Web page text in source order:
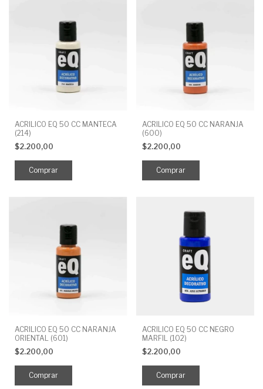
ACRILICO EQ 50 CC MANTECA
(214)
$2.200,00
ACRILICO EQ 50 CC NARANJA
(600)
$2.200,00
ACRILICO EQ 50 CC NARANJA
ORIENTAL (601)
$2.200,00
ACRILICO EQ 50 CC NEGRO
MARFIL (102)
$2.200,00